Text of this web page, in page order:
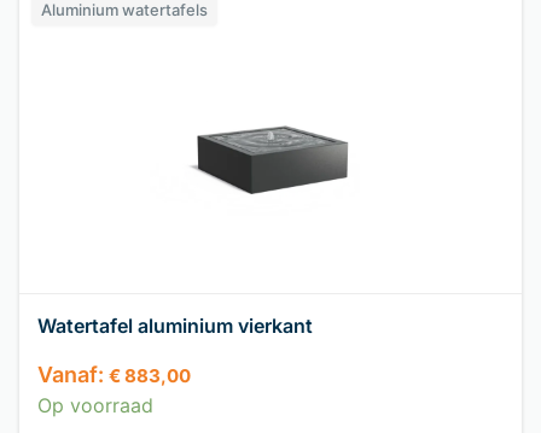
Watertafel aluminium vierkant
Aluminium watertafels
Vanaf: €883,00
Op voorraad